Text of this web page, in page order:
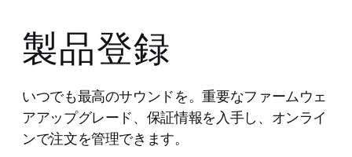
製品登録
いつでも最高のサウンドを。重要なファームウェ
アアップグレード、保証情報を入手し、オンライ
ンで注文を管理できます。